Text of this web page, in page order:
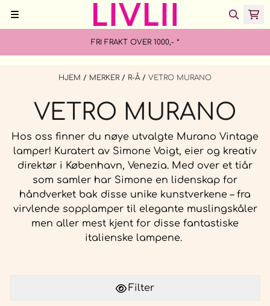
Hopp til innhold
FRI FRAKT OVER 1000,- *
HJEM / MERKER / R-Å / VETRO MURANO
VETRO MURANO
Hos oss finner du nøye utvalgte Murano Vintage
lamper! Kuratert av Simone Voigt, eier og kreativ
direktør i København, Venezia. Med over et tiår
som samler har Simone en lidenskap for
håndverket bak disse unike kunstverkene – fra
virvlende sopplamper til elegante muslingskåler
men aller mest kjent for disse fantastiske
italienske lampene.
Filter